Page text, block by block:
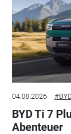
04.08.2026
BYD Ti 7
Abenteuer